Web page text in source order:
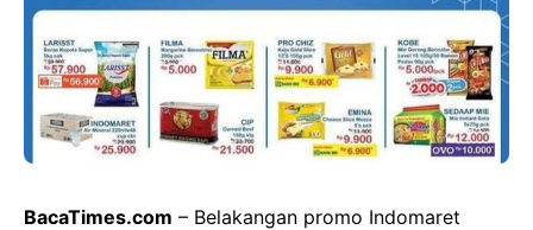
BacaTimes.com – Belakangan promo Indomaret